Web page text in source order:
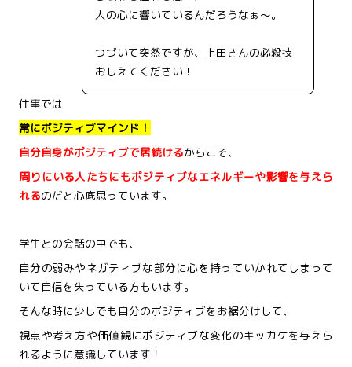
人の心に響いているんだろうなぁ～。
つづいて突然ですが、上田さんの必殺技
おしえてください！
仕事では
常にポジティブマインド！
自分自身がポジティブで居続けるからこそ、
周りにいる人たちにもポジティブなエネルギーや影響を与えら
れるのだと心底思っています。
学生との会話の中でも、
自分の弱みやネガティブな部分に心を持っていかれてしまって
いて自信を失っている方もいます。
そんな時に少しでも自分のポジティブをお裾分けして、
視点や考え方や価値観にポジティブな変化のキッカケを与えら
れるように意識しています！